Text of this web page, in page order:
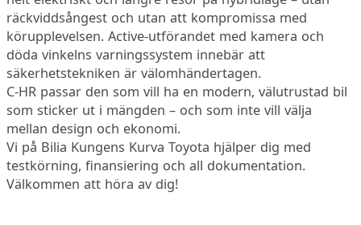
räckviddsångest och utan att kompromissa med
körupplevelsen. Active-utförandet med kamera och
döda vinkelns varningssystem innebär att
säkerhetstekniken är välomhändertagen.
C-HR passar den som vill ha en modern, välutrustad bil
som sticker ut i mängden – och som inte vill välja
mellan design och ekonomi.
Vi på Bilia Kungens Kurva Toyota hjälper dig med
testkörning, finansiering och all dokumentation.
Välkommen att höra av dig!